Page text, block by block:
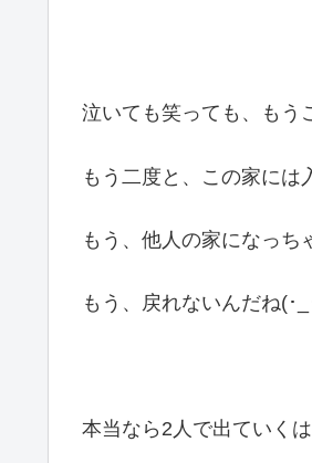
泣いても笑っても、もう
もう二度と、この家には
もう、他人の家になっち
もう、戻れないんだね(･_
本当なら2人で出ていく